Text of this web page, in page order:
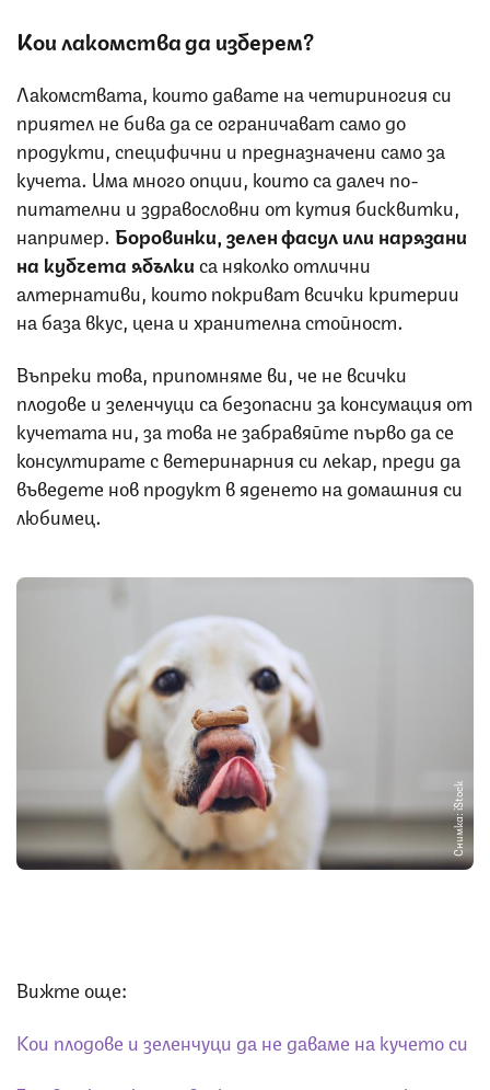
Кои лакомства да изберем?
Лакомствата, които давате на четириногия си
приятел не бива да се ограничават само до
продукти, специфични и предназначени само за
кучета. Има много опции, които са далеч по-
питателни и здравословни от кутия бисквитки,
например. Боровинки, зелен фасул или нарязани
на кубчета ябълкиса няколко отлични
алтернативи, които покриват всички критерии
на база вкус, цена и хранителна стойност.
Въпреки това, припомняме ви, че не всички
плодове и зеленчуци са безопасни за консумация от
кучетата ни, за това не забравяйте първо да се
консултирате с ветеринарния си лекар, преди да
въведете нов продукт в яденето на домашния си
любимец.
Снимка: iStock
Вижте още:
Кои плодове и зеленчуци да не даваме на кучето си